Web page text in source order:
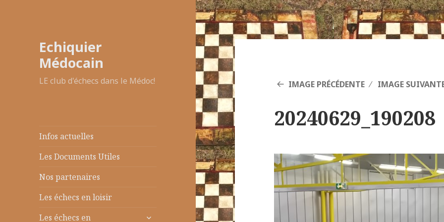
Echiquier
Médocain
LE club d'échecs dans le Médoc!
Infos actuelles
Les Documents Utiles
Nos partenaires
Les échecs en loisir
Les échecs en
ouvrir
IMAGE PRÉCÉDENTE IMAGE
20240629_190208